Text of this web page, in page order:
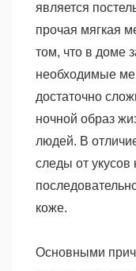
является
прочая мягкая
том, что в доме
необходимые
достаточно
ночной образ
людей. В
следы от укусов
коже.
Основными